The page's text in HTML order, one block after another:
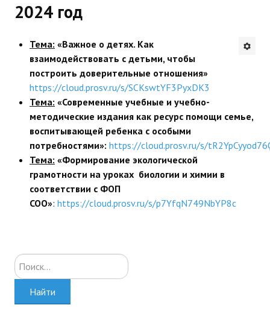
Будни института
АНОНСЫ
Противодействие коррупции
В ПОМОЩЬ УЧИТЕЛЮ
Организация УВП
Советуем прочитать
Готовимся к новому учебному году 2026-2027
2024 год
Тема: «Важное о детях. Как
взаимодействовать с детьми, чтобы
построить доверительные отношения»
https://cloud.prosv.ru/s/SCKswtYF3PyxDK3
Тема: «Современные учебные и учебно-
методические издания как ресурс помощи семье,
воспитывающей ребенка с особыми
потребностями»: https://cloud.prosv.ru/s/
Тема: «Формирование экологической
грамотности на уроках биологии и химии в
соответствии с ФОП
СОО»: https://cloud.prosv.ru/s/p7YfqN749NbYP8c
Искать...
Найти